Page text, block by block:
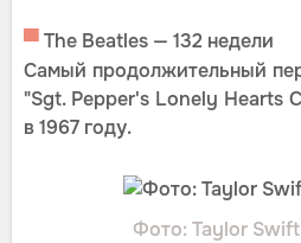
▀The Beatles — 132 недели
Самый продолжительный
"Sgt. Pepper's Lonely Hearts
в 1967 году.
Фото: Taylor